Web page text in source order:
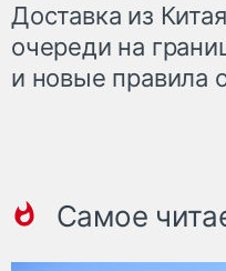
Доставка из
очереди на
и новые правила
Самое